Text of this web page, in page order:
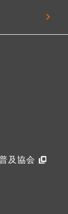
及協会